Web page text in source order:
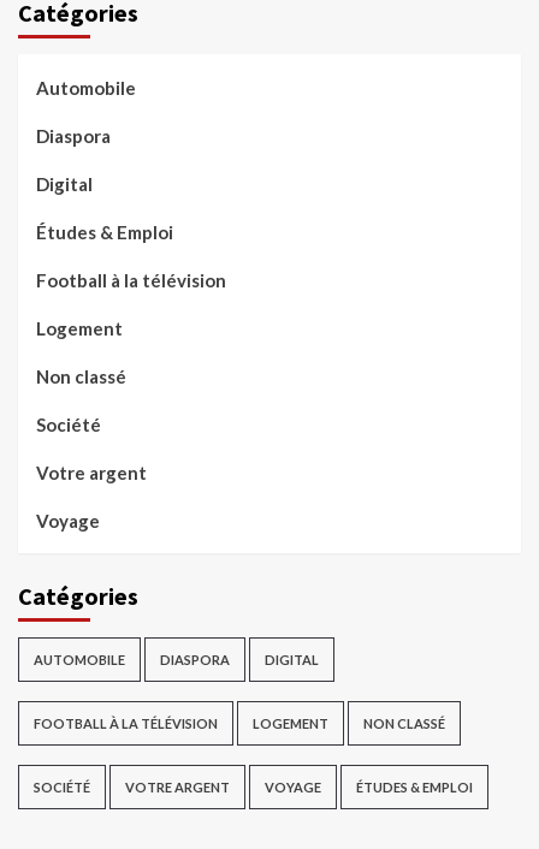
Catégories
Automobile
Diaspora
Digital
Études & Emploi
Football à la télévision
Logement
Non classé
Société
Votre argent
Voyage
Catégories
AUTOMOBILE DIASPORA DIGITAL
FOOTBALL À LA TÉLÉVISION LOGEMENT NON CLASSÉ
SOCIÉTÉ VOTRE ARGENT VOYAGE ÉTUDES & EMPLOI